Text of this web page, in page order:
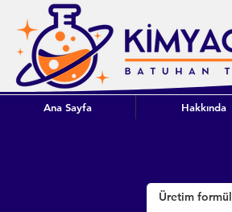
Ana Sayfa Hakkında